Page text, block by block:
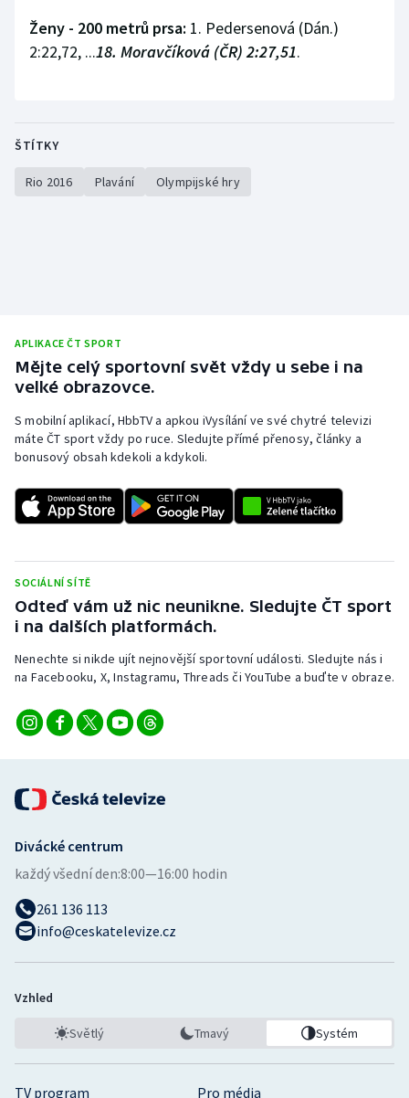
Plážový volejbal
Triatlon
Veslování
Vodní slalom
Volejbal
Ostatní
Ženy - 200 metrů prsa: 1. Pedersenová (Dán.)
2:22,72, ...18. Moravčíková (ČR) 2:27,51.
ŠTÍTKY
Rio 2016 Plavání Olympijské hry
APLIKACE ČT SPORT
Mějte celý sportovní svět vždy u sebe i na
velké obrazovce.
S mobilní aplikací, HbbTV a apkou iVysílání ve své chytré televizi
máte ČT sport vždy po ruce. Sledujte přímé přenosy, články a
bonusový obsah kdekoli a kdykoli.
SOCIÁLNÍ SÍTĚ
Odteď vám už nic neunikne. Sledujte ČT sport
i na dalších platformách.
Nenechte si nikde ujít nejnovější sportovní události. Sledujte nás i
na Facebooku, X, Instagramu, Threads či YouTube a buďte v obraze.
TV program Pro média
Divácké centrum
každý všední den:8:00—16:00 hodin
261 136 113
info@ceskatelevize.cz
Vzhled
Světlý Tmavý Systém